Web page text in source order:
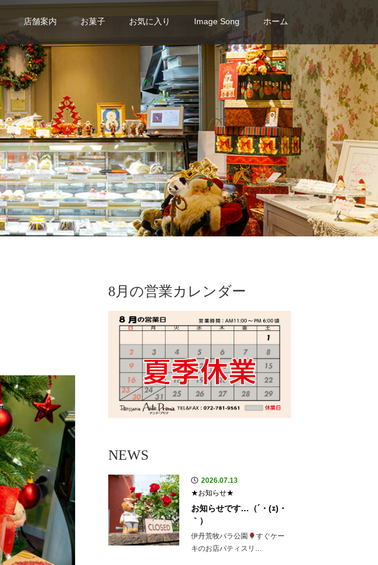
店舗案内 お菓子 お気に入り Image Song ホーム
8月の営業カレンダー
NEWS
2026.07.13
★お知らせ★
お知らせです…（´・(ｪ)・
｀）
伊丹荒牧バラ公園
すぐケー
キのお店パティスリ…